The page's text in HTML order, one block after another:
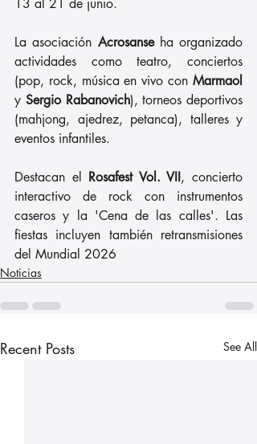
13 al 21 de junio.
La asociación Acrosanse ha organizado
actividades como teatro, conciertos
(pop, rock, música en vivo con Marmaol
y Sergio Rabanovich), torneos deportivos
(mahjong, ajedrez, petanca), talleres y
eventos infantiles.
Destacan el Rosafest Vol. VII, concierto
interactivo de rock con instrumentos
caseros y la 'Cena de las calles'. Las
fiestas incluyen también retransmisiones
del Mundial 2026
Noticias
Recent Posts See All